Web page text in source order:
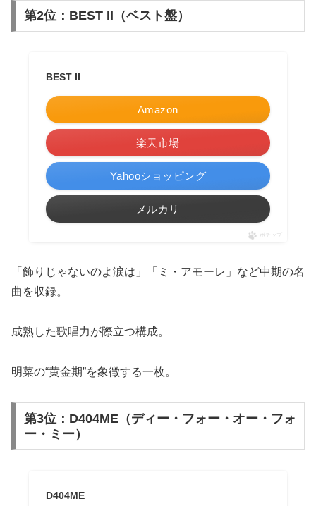
第2位：BEST II（ベスト盤）
BEST II
Amazon
楽天市場
Yahooショッピング
メルカリ
ポチップ
「飾りじゃないのよ涙は」「ミ・アモーレ」など中期の名
曲を収録。
成熟した歌唱力が際立つ構成。
明菜の“黄金期”を象徴する一枚。
第3位：D404ME（ディー・フォー・オー・フォ
ー・ミー）
D404ME